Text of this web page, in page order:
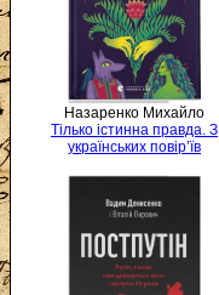
Назаренко Михайло
Тілько істинна правда. З
українських повір’їв